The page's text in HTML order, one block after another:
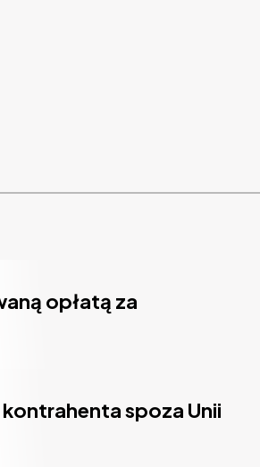
opłatą za
spoza Unii